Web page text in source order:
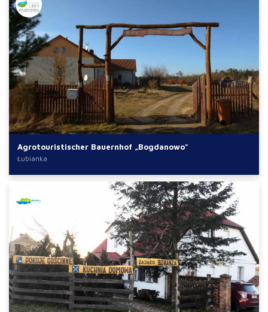
Agrotouristischer Bauernhof „Bogdanowo"
Łubianka